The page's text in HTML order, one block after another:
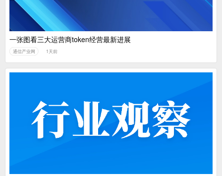
一张图看三大运营商token经营最新进展
通信产业网 1天前